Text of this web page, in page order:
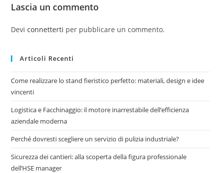
Lascia un commento
Deviconnetterti per pubblicare un commento.
Articoli Recenti
Come realizzare lo stand fieristico perfetto: materiali, design e idee
vincenti
Logistica e Facchinaggio: il motore inarrestabile dell’efficienza
aziendale moderna
Perché dovresti scegliere un servizio di pulizia industriale?
Sicurezza dei cantieri: alla scoperta della figura professionale
dell’HSE manager